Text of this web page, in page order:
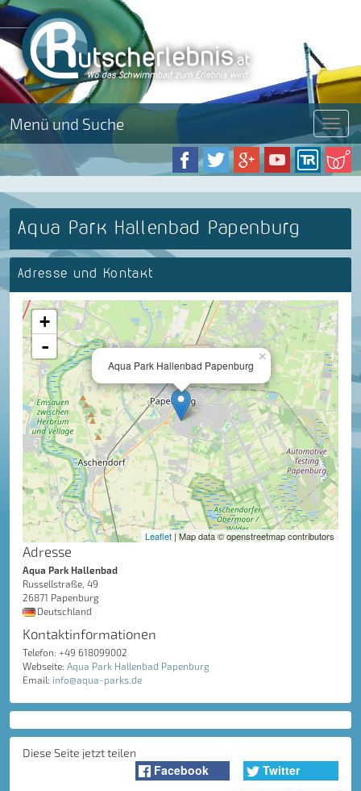
Menü und Suche Menü
Aqua Park Hallenbad Papenburg
Adresse und Kontakt
×
Aqua Park Hallenbad Papenburg
+
-
Leaflet | Map data © openstreetmap contributors
Adresse
Aqua Park Hallenbad
Russellstraße, 49
26871 Papenburg
Deutschland
Kontaktinformationen
Telefon: +49 618099002
Webseite: Aqua Park Hallenbad Papenburg
Email: info@aqua-parks.de
Diese Seite jetzt teilen
Facebook
Twitter